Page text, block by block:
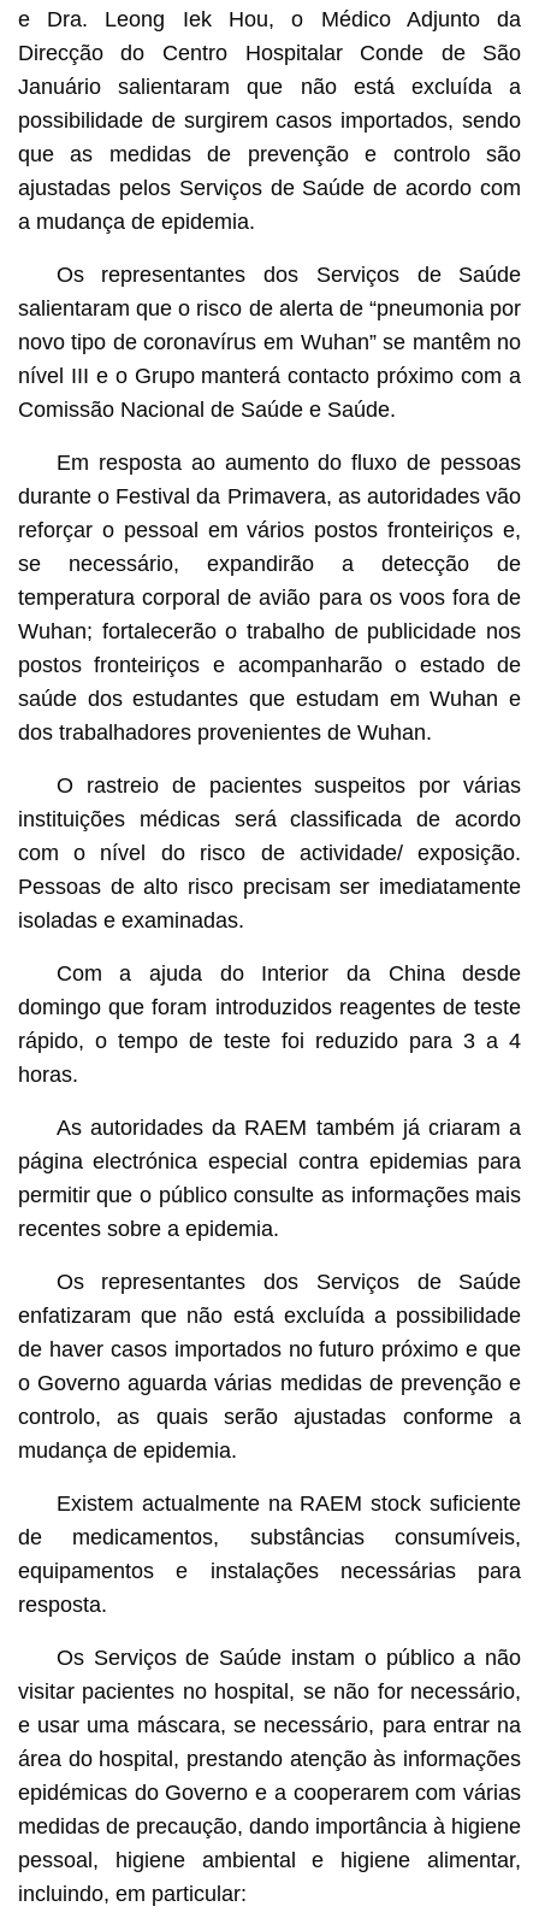
e Dra. Leong Iek Hou, o Médico Adjunto da
Direcção do Centro Hospitalar Conde de São
Januário salientaram que não está excluída a
possibilidade de surgirem casos importados, sendo
que as medidas de prevenção e controlo são
ajustadas pelos Serviços de Saúde de acordo com
a mudança de epidemia.
Os representantes dos Serviços de Saúde
salientaram que o risco de alerta de “pneumonia por
novo tipo de coronavírus em Wuhan” se mantêm no
nível III e o Grupo manterá contacto próximo com a
Comissão Nacional de Saúde e Saúde.
Em resposta ao aumento do fluxo de pessoas
durante o Festival da Primavera, as autoridades vão
reforçar o pessoal em vários postos fronteiriços e,
se necessário, expandirão a detecção de
temperatura corporal de avião para os voos fora de
Wuhan; fortalecerão o trabalho de publicidade nos
postos fronteiriços e acompanharão o estado de
saúde dos estudantes que estudam em Wuhan e
dos trabalhadores provenientes de Wuhan.
O rastreio de pacientes suspeitos por várias
instituições médicas será classificada de acordo
com o nível do risco de actividade/ exposição.
Pessoas de alto risco precisam ser imediatamente
isoladas e examinadas.
Com a ajuda do Interior da China desde
domingo que foram introduzidos reagentes de teste
rápido, o tempo de teste foi reduzido para 3 a 4
horas.
As autoridades da RAEM também já criaram a
página electrónica especial contra epidemias para
permitir que o público consulte as informações mais
recentes sobre a epidemia.
Os representantes dos Serviços de Saúde
enfatizaram que não está excluída a possibilidade
de haver casos importados no futuro próximo e que
o Governo aguarda várias medidas de prevenção e
controlo, as quais serão ajustadas conforme a
mudança de epidemia.
Existem actualmente na RAEM stock suficiente
de medicamentos, substâncias consumíveis,
equipamentos e instalações necessárias para
resposta.
Os Serviços de Saúde instam o público a não
visitar pacientes no hospital, se não for necessário,
e usar uma máscara, se necessário, para entrar na
área do hospital, prestando atenção às informações
epidémicas do Governo e a cooperarem com várias
medidas de precaução, dando importância à higiene
pessoal, higiene ambiental e higiene alimentar,
incluindo, em particular: